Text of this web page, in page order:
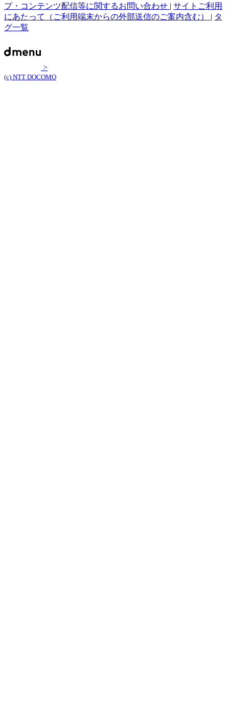
プ・コンテンツ配信等に関するお問い合わせ | サイトご利用
にあたって（ご利用端末からの外部送信のご案内含む） | タ
グ一覧
>
(c) NTT DOCOMO